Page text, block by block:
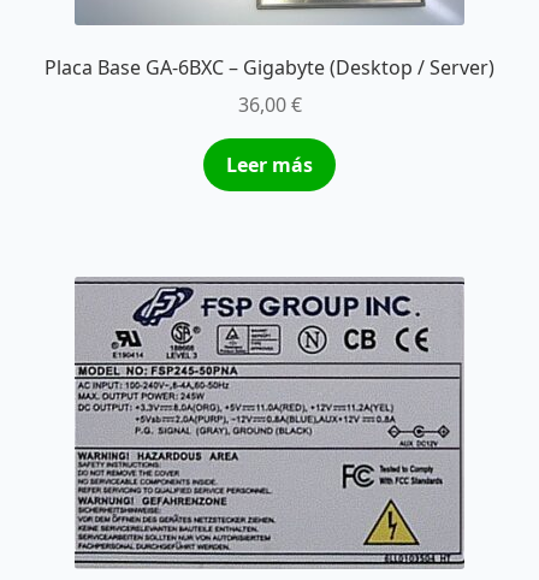
Placa Base GA-6BXC – Gigabyte (Desktop / Server)
36,00€
Leer más